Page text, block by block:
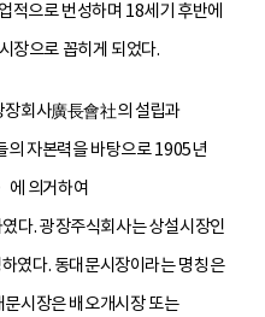
적으로 번성하며 18세기 후반에
장으로 꼽히게 되었다.
장회사廣長會社의 설립과
의 자본력을 바탕으로 1905년
에 의거하여
다. 광장주식회사는 상설시장인
였다. 동대문시장이라는 명칭은
시장은 배오개시장 또는